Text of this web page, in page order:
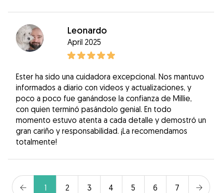
Leonardo
April 2025
Ester ha sido una cuidadora excepcional. Nos mantuvo
informados a diario con videos y actualizaciones, y
poco a poco fue ganándose la confianza de Millie,
con quien terminó pasándolo genial. En todo
momento estuvo atenta a cada detalle y demostró un
gran cariño y responsabilidad. ¡La recomendamos
totalmente!
1 2 3 4 5 6 7